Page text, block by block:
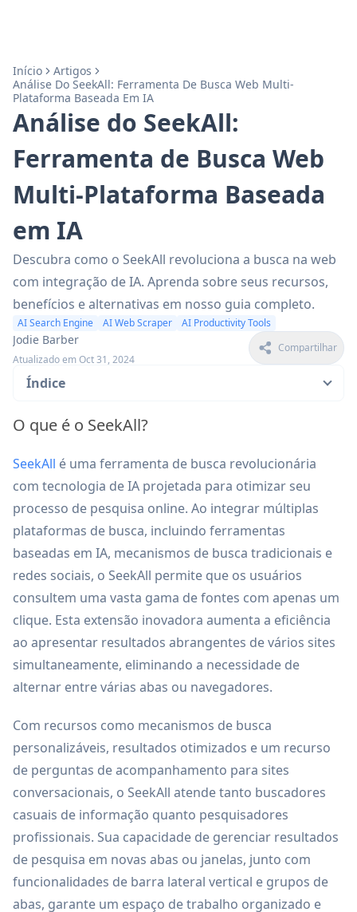
Início
Artigos
Análise Do SeekAll: Ferramenta De Busca Web Multi-
Plataforma Baseada Em IA
Análise do SeekAll:
Ferramenta de Busca Web
Multi-Plataforma Baseada
em IA
Descubra como o SeekAll revoluciona a busca na web
com integração de IA. Aprenda sobre seus recursos,
benefícios e alternativas em nosso guia completo.
AI Search Engine AI Web Scraper AI Productivity Tools
Jodie Barber
Atualizado em Oct 31, 2024
Compartilhar
Índice
O que é o SeekAll?
SeekAll é uma ferramenta de busca revolucionária
com tecnologia de IA projetada para otimizar seu
processo de pesquisa online. Ao integrar múltiplas
plataformas de busca, incluindo ferramentas
baseadas em IA, mecanismos de busca tradicionais e
redes sociais, o SeekAll permite que os usuários
consultem uma vasta gama de fontes com apenas um
clique. Esta extensão inovadora aumenta a eficiência
ao apresentar resultados abrangentes de vários sites
simultaneamente, eliminando a necessidade de
alternar entre várias abas ou navegadores.
Com recursos como mecanismos de busca
personalizáveis, resultados otimizados e um recurso
de perguntas de acompanhamento para sites
conversacionais, o SeekAll atende tanto buscadores
casuais de informação quanto pesquisadores
profissionais. Sua capacidade de gerenciar resultados
de pesquisa em novas abas ou janelas, junto com
funcionalidades de barra lateral vertical e grupos de
abas, garante um espaço de trabalho organizado e